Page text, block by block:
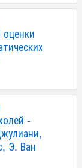
оценки
-
Э. Ван